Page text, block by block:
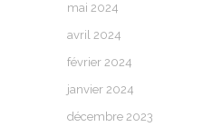
mai 2024
avril 2024
février 2024
janvier 2024
décembre 2023